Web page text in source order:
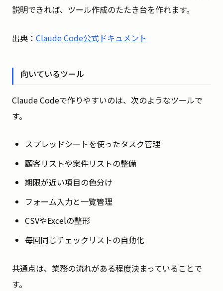
説明できれば、ツール作成のたたき台を作れます。
出典： Claude Code公式ドキュメント
向いているツール
Claude Codeで作りやすいのは、次のようなツールで
す。
スプレッドシートを使ったタスク管理
顧客リストや案件リストの整備
期限が近い項目の色分け
フォーム入力と一覧管理
CSVやExcelの整形
毎回同じチェックリストの自動化
共通点は、業務の流れがある程度決まっていることで
す。